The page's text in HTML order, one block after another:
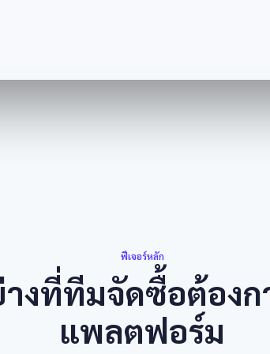
ฟีเจอร์หลัก
งที่ทีมจัดซื้อต้องก
แพลตฟอร์ม